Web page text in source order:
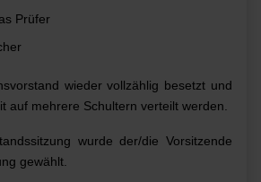
Prüfer
wieder vollzählig besetzt und
auf mehrere Schultern verteilt werden.
wurde der/die Vorsitzende
gewählt.